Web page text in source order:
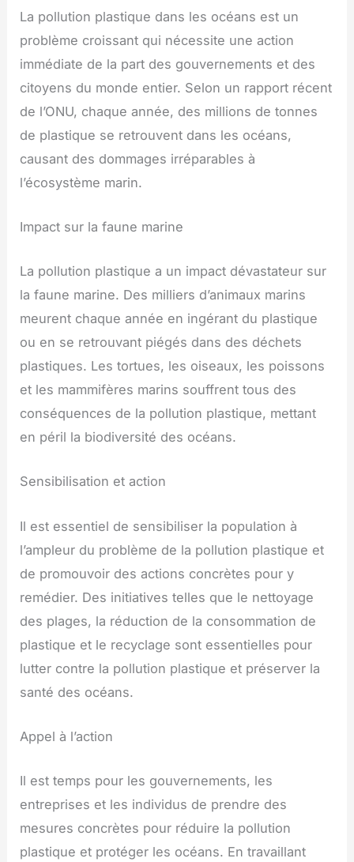
La pollution plastique dans les océans est un
problème croissant qui nécessite une action
immédiate de la part des gouvernements et des
citoyens du monde entier. Selon un rapport récent
de l’ONU, chaque année, des millions de tonnes
de plastique se retrouvent dans les océans,
causant des dommages irréparables à
l’écosystème marin.
Impact sur la faune marine
La pollution plastique a un impact dévastateur sur
la faune marine. Des milliers d’animaux marins
meurent chaque année en ingérant du plastique
ou en se retrouvant piégés dans des déchets
plastiques. Les tortues, les oiseaux, les poissons
et les mammifères marins souffrent tous des
conséquences de la pollution plastique, mettant
en péril la biodiversité des océans.
Sensibilisation et action
Il est essentiel de sensibiliser la population à
l’ampleur du problème de la pollution plastique et
de promouvoir des actions concrètes pour y
remédier. Des initiatives telles que le nettoyage
des plages, la réduction de la consommation de
plastique et le recyclage sont essentielles pour
lutter contre la pollution plastique et préserver la
santé des océans.
Appel à l’action
Il est temps pour les gouvernements, les
entreprises et les individus de prendre des
mesures concrètes pour réduire la pollution
plastique et protéger les océans. En travaillant